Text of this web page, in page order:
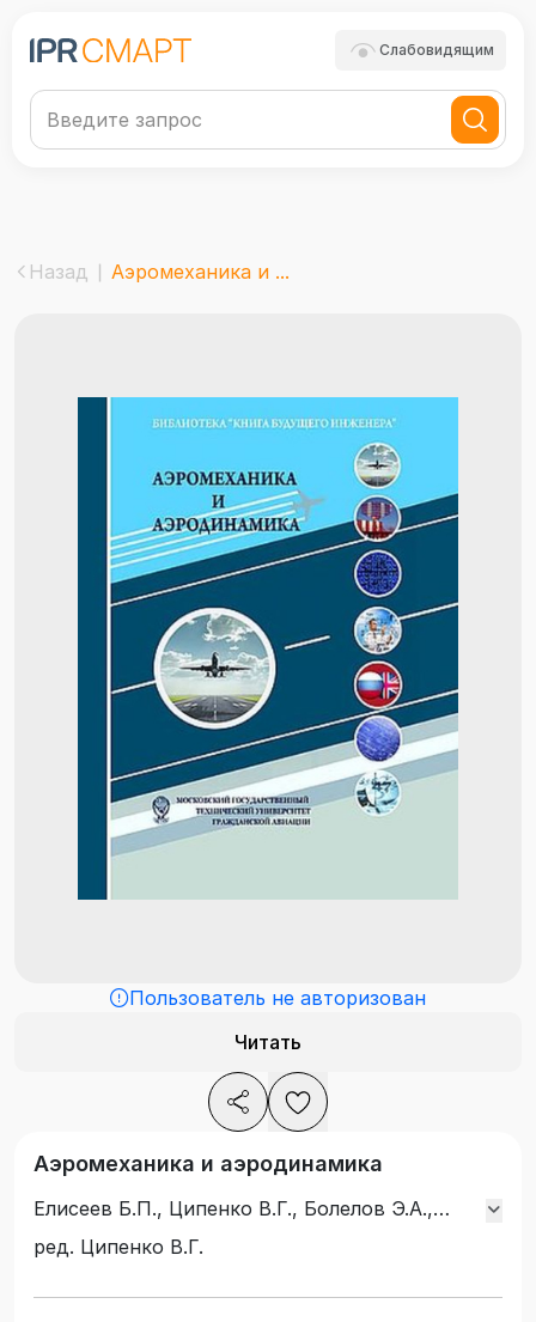
Слабовидящим
Назад Аэромеханика и ...
Пользователь не авторизован
Читать
Аэромеханика и аэродинамика
Елисеев Б.П., Ципенко В.Г., Болелов Э.А.,
Гаранина О.Д., Камзолов С.К., Козлов А.И.,
ред. Ципенко В.Г.